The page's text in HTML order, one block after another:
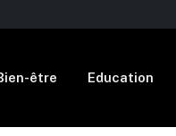
être Education